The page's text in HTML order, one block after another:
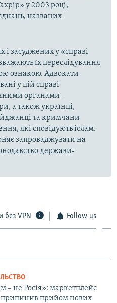
у 2003 році,
названих
засуджених у «справі
їх переслідування
ознакою. Адвокати
у цій справі
органами –
а також українці,
та кримчани
які сповідують іслам.
запроваджувати на
держави-
без VPN Follow us
– не Росія»: маркетплейс
припинив прийом нових